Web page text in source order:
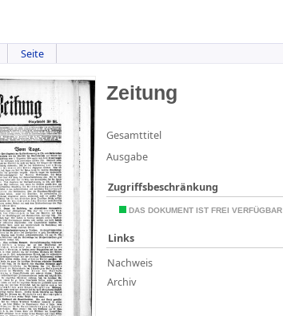
Seite
Zeitung
Gesamttitel
Ausgabe
Zugriffsbeschränkung
DAS DOKUMENT IST FREI VERFÜGBAR
Links
Nachweis
Archiv